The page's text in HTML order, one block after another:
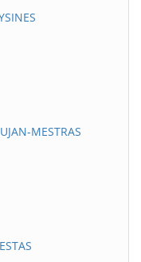
MESTRAS